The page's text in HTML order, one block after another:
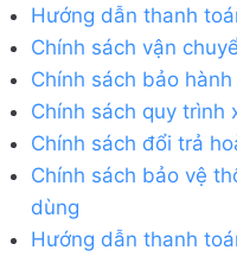
Hướng dẫn thanh
Chính sách vận
Chính sách bảo hành
Chính sách quy trình
Chính sách đổi trả
Chính sách bảo vệ
dùng
Hướng dẫn thanh